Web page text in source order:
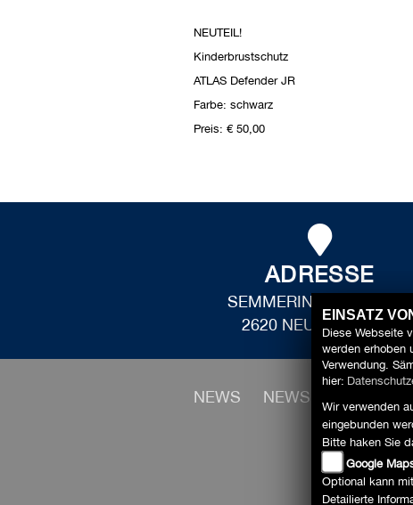
NEUTEIL!
Kinderbrustschutz
ATLAS Defender JR
Farbe: schwarz
Preis: € 50,00
ADRESSE
SEMMERINGSTRASSE 1
2620 NEUNKIRCHEN
NEWS NEWS
EINSATZ
Diese Webseite
werden erhoben
Verwendung.
hier:
Wir verwenden
eingebunden
Bitte haken Sie
Google
Optional kann
Detailierte